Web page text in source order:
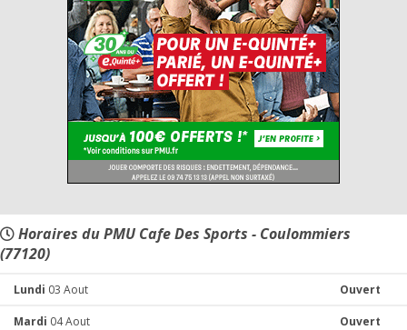
Horaires du PMU Cafe Des Sports - Coulommiers
(77120)
Lundi 03 Aout Ouvert
Mardi 04 Aout Ouvert